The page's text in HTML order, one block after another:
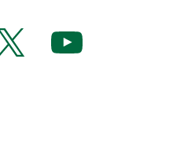
YouTube